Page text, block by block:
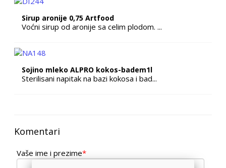
Sirup aronije 0,75 Artfood
Voćni sirup od aronije sa celim plodom. ...
Sojino mleko ALPRO kokos-badem1l
Sterilisani napitak na bazi kokosa i bad...
Komentari
Vaše ime i prezime*